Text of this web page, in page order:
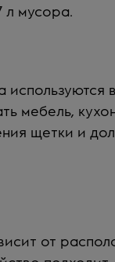
л мусора.
мебель,
щетки и
от